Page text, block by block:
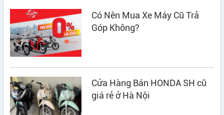
Có Nên Mua Xe Máy Cũ Trả
Góp Không?
Cửa Hàng Bán HONDA SH cũ
giá rẻ ở Hà Nội